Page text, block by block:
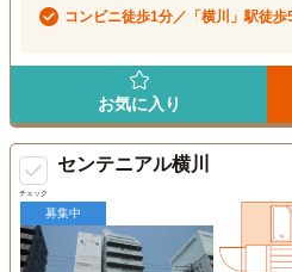
コンビニ徒歩1分／「横川」駅徒
お気に入り
チェック
センテニアル横川
募集中